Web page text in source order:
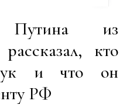
Путина из
кто
и что он
РФ